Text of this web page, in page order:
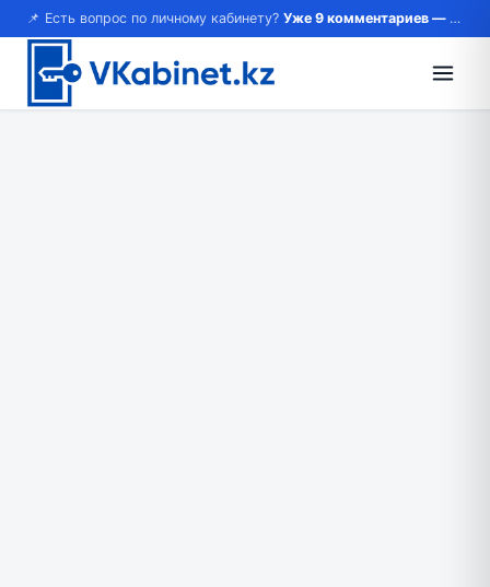
📌 Есть вопрос по личному кабинету? Уже 9 комментариев — возможно, ответ там!